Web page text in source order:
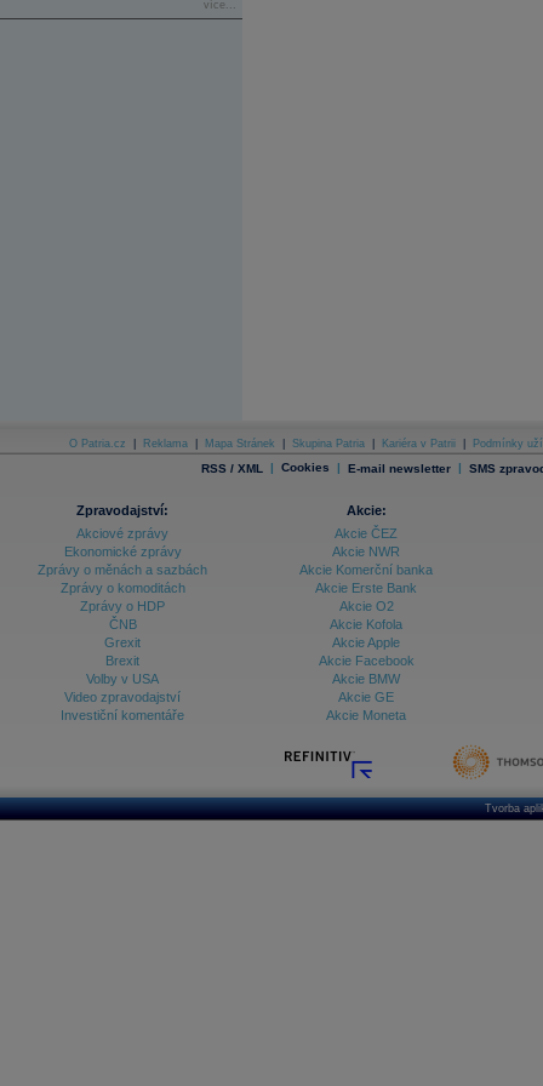
více...
O Patria.cz Reklama Mapa Stránek Skupina Patria Kariéra v Patrii Podmínky
RSS / XML | Cookies | E-mail newsletter | SMS
Zpravodajství:
Akciové zprávy
Ekonomické zprávy
Zprávy o měnách a sazbách
Zprávy o komoditách
Zprávy o HDP
ČNB
Grexit
Brexit
Volby v USA
Video zpravodajství
Investiční komentáře
Akcie:
Akcie ČEZ
Akcie NWR
Akcie Komerční banka
Akcie Erste Bank
Akcie O2
Akcie Kofola
Akcie Apple
Akcie Facebook
Akcie BMW
Akcie GE
Akcie Moneta
Tvorba